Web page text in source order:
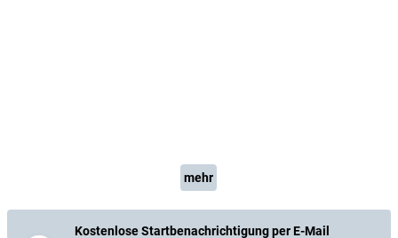
mehr
Kostenlose Startbenachrichtigung per E-Mail